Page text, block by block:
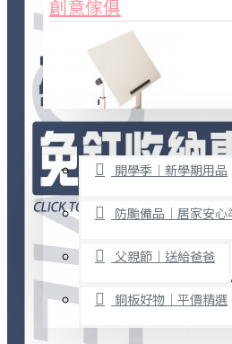
烘焙用具
隨身餐具
查看更多
文具禮品
事務用品
創意傢俱
桌子/椅子
置物架/收納櫃
其他
免打孔收納專區
限時促銷
開學季｜新學期用品
防颱備品｜居家安心
父親節｜送給爸爸
銅板好物｜平價精選